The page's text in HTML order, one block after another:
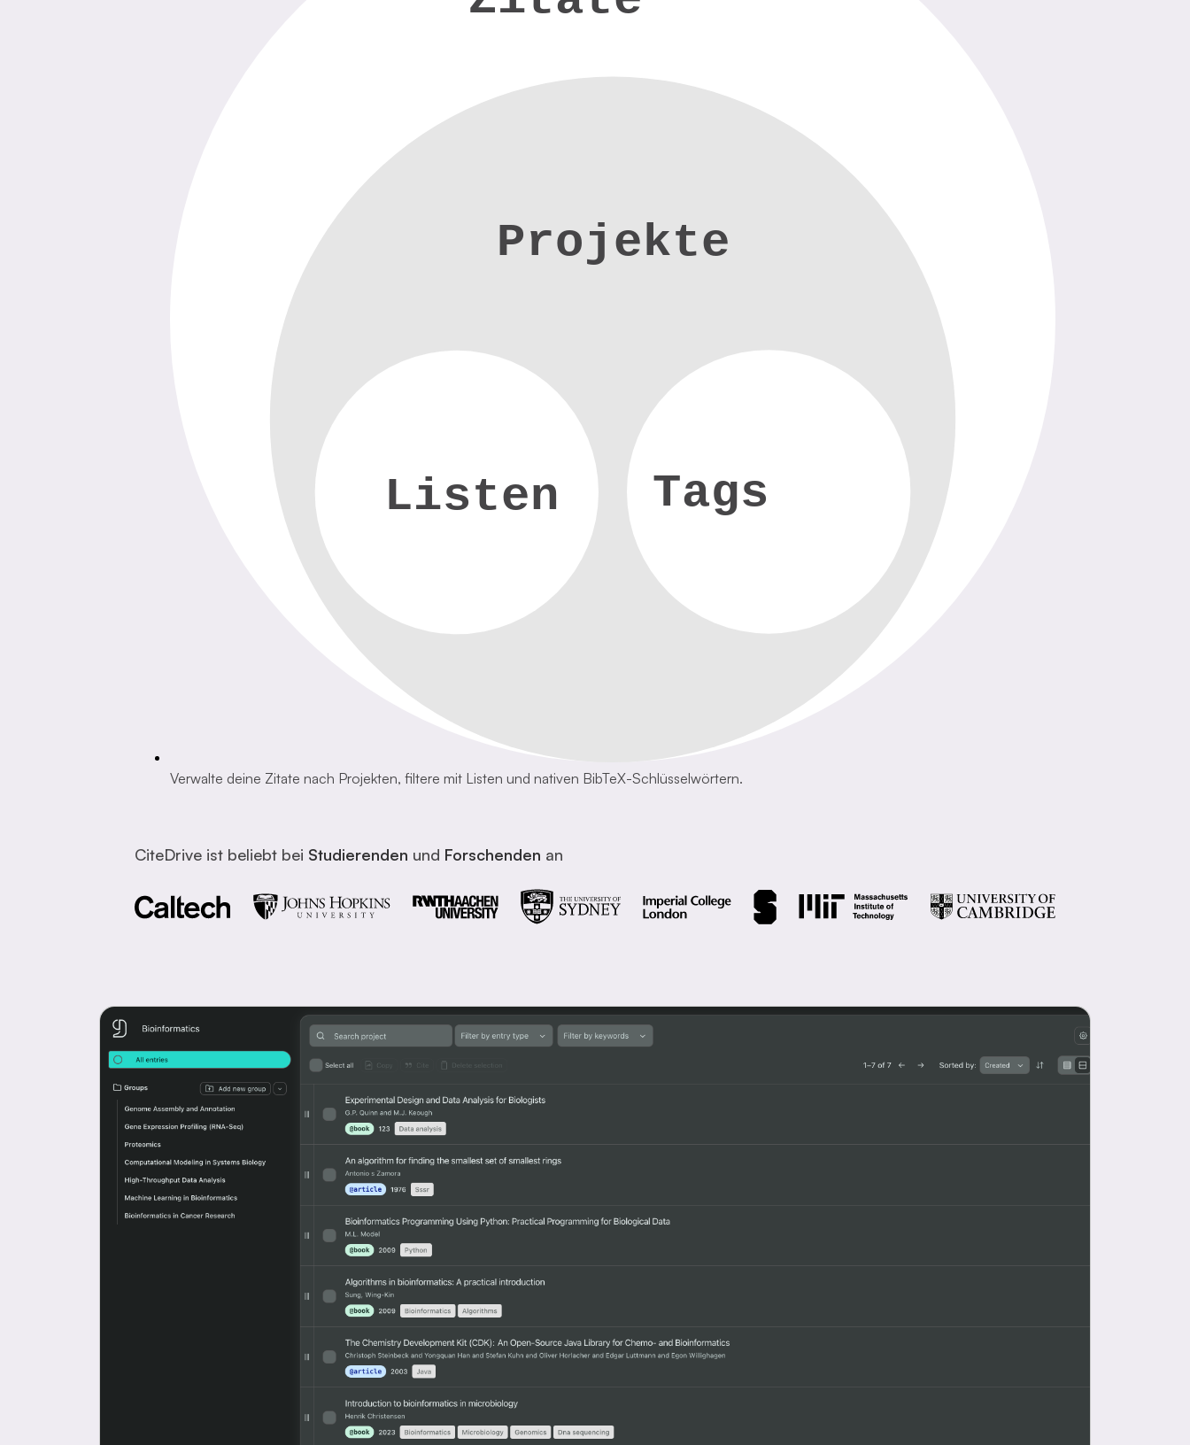
Projekte
Listen Tags
Verwalte deine Zitate nach Projekten, filtere mit Listen und nativen BibTeX-Schlüsselwörtern.
CiteDrive ist beliebt bei Studierenden und Forschenden an